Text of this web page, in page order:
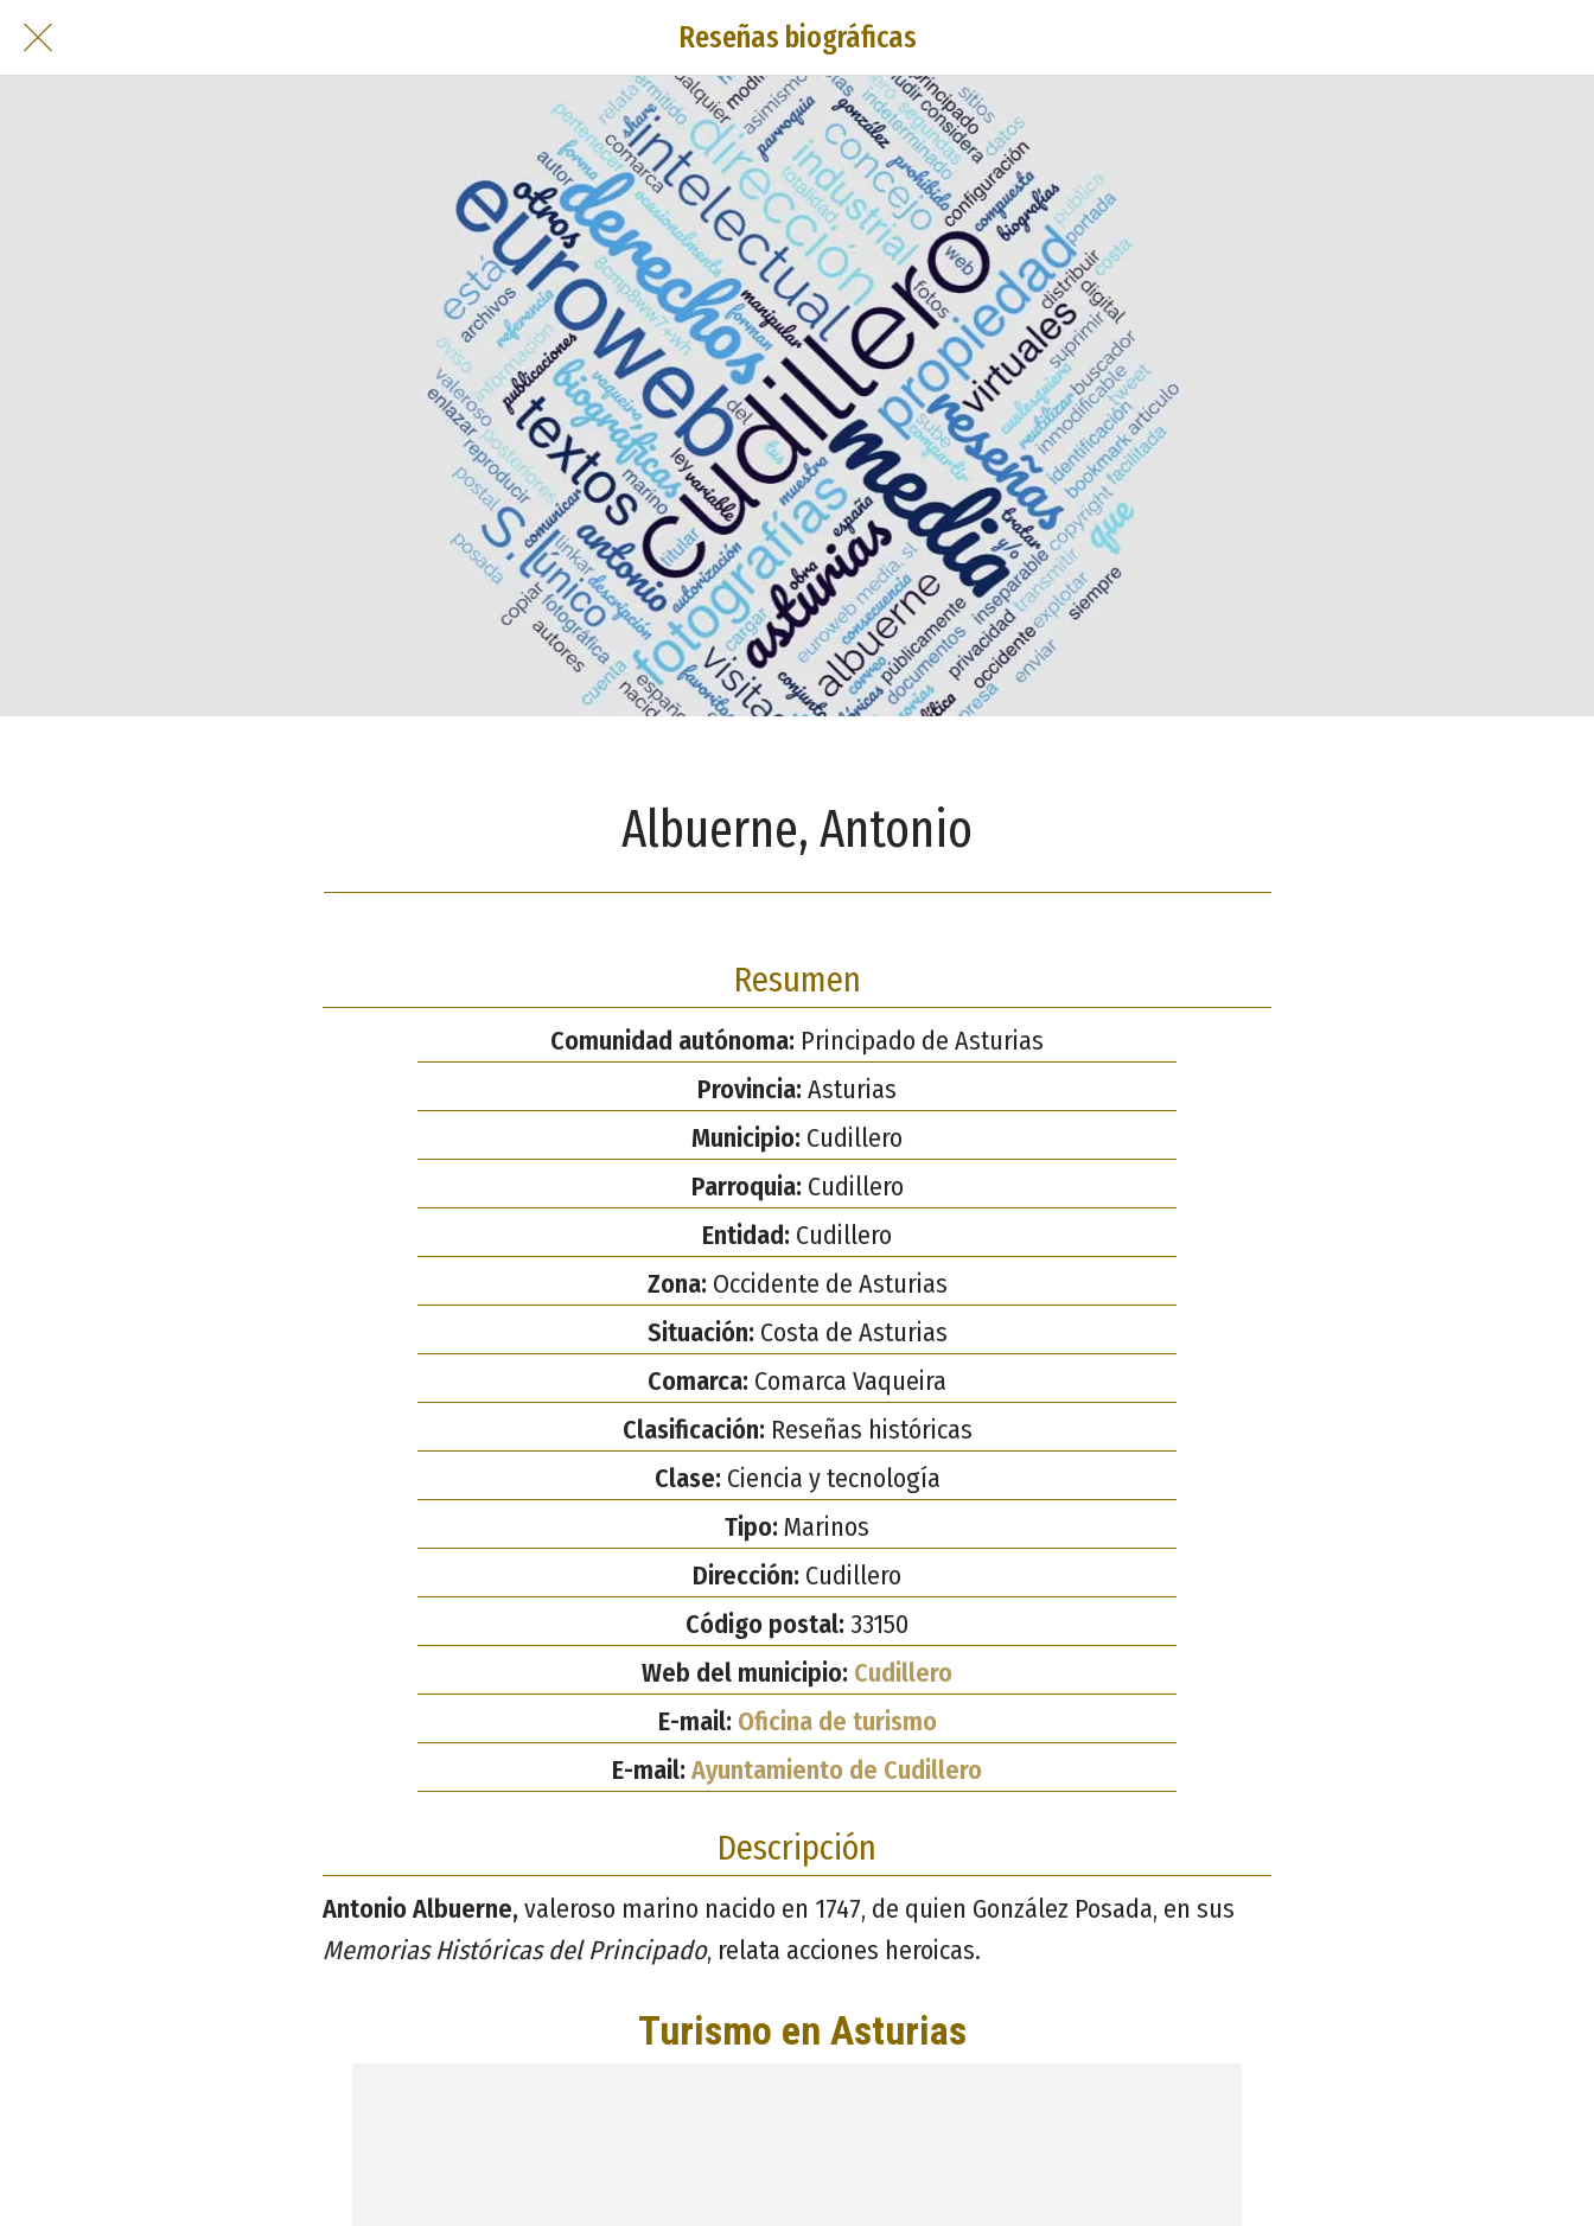
Reseñas biográficas
Albuerne, Antonio
Resumen
Comunidad autónoma: Principado de Asturias
Provincia: Asturias
Municipio: Cudillero
Parroquia: Cudillero
Entidad: Cudillero
Zona: Occidente de Asturias
Situación: Costa de Asturias
Comarca: Comarca Vaqueira
Clasificación: Reseñas históricas
Clase: Ciencia y tecnología
Tipo: Marinos
Dirección: Cudillero
Código postal: 33150
Web del municipio: Cudillero
E-mail: Oficina de turismo
E-mail: Ayuntamiento de Cudillero
Descripción
Antonio Albuerne,valeroso marino nacido en 1747, de quien González Posada, en sus
Memorias Históricas del Principado, relata acciones heroicas.